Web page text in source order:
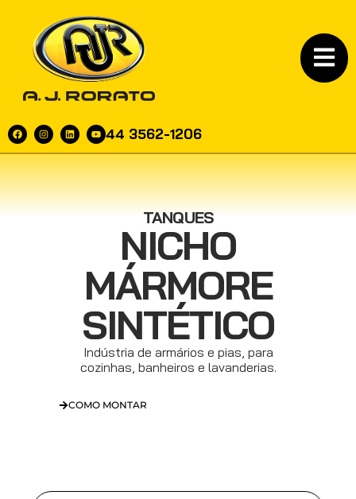
44 3562-1206
TANQUES
NICHO
MÁRMORE
SINTÉTICO
Indústria de armários e pias, para
cozinhas, banheiros e lavanderias.
COMO MONTAR